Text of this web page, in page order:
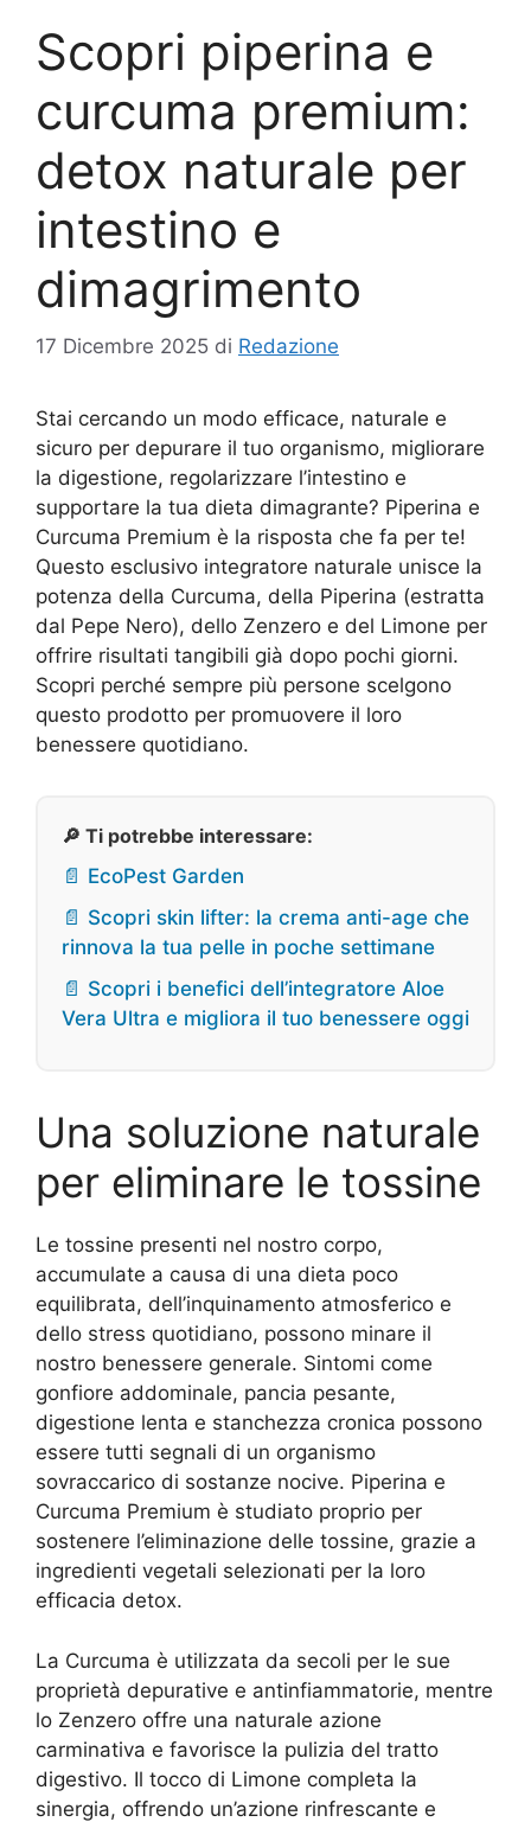
Scopri piperina e
curcuma premium:
detox naturale per
intestino e
dimagrimento
17 Dicembre 2025 di Redazione
Stai cercando un modo efficace, naturale e
sicuro per depurare il tuo organismo, migliorare
la digestione, regolarizzare l’intestino e
supportare la tua dieta dimagrante? Piperina e
Curcuma Premium è la risposta che fa per te!
Questo esclusivo integratore naturale unisce la
potenza della Curcuma, della Piperina (estratta
dal Pepe Nero), dello Zenzero e del Limone per
offrire risultati tangibili già dopo pochi giorni.
Scopri perché sempre più persone scelgono
questo prodotto per promuovere il loro
benessere quotidiano.
🔎 Ti potrebbe interessare:
📄 EcoPest Garden
📄 Scopri skin lifter: la crema anti-age che
rinnova la tua pelle in poche settimane
📄 Scopri i benefici dell’integratore Aloe
Vera Ultra e migliora il tuo benessere oggi
Una soluzione naturale
per eliminare le tossine
Le tossine presenti nel nostro corpo,
accumulate a causa di una dieta poco
equilibrata, dell’inquinamento atmosferico e
dello stress quotidiano, possono minare il
nostro benessere generale. Sintomi come
gonfiore addominale, pancia pesante,
digestione lenta e stanchezza cronica possono
essere tutti segnali di un organismo
sovraccarico di sostanze nocive. Piperina e
Curcuma Premium è studiato proprio per
sostenere l’eliminazione delle tossine, grazie a
ingredienti vegetali selezionati per la loro
efficacia detox.
La Curcuma è utilizzata da secoli per le sue
proprietà depurative e antinfiammatorie, mentre
lo Zenzero offre una naturale azione
carminativa e favorisce la pulizia del tratto
digestivo. Il tocco di Limone completa la
sinergia, offrendo un’azione rinfrescante e